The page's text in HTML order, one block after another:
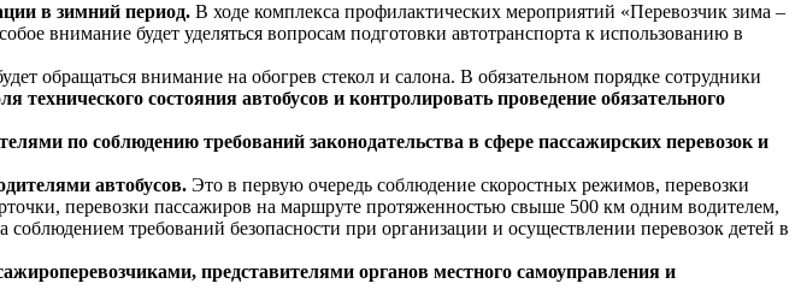
в зимний период. В ходе комплекса профилактических мероприятий «Перевозчик зима –
внимание будет уделяться вопросам подготовки автотранспорта к использованию в
обращаться внимание на обогрев стекол и салона. В обязательном порядке сотрудники
технического состояния автобусов и контролировать проведение обязательного
по соблюдению требований законодательства в сфере пассажирских перевозок и
автобусов. Это в первую очередь соблюдение скоростных режимов, перевозки
перевозки пассажиров на маршруте протяженностью свыше 500 км одним водителем,
требований безопасности при организации и осуществлении перевозок детей в
представителями органов местного самоуправления и